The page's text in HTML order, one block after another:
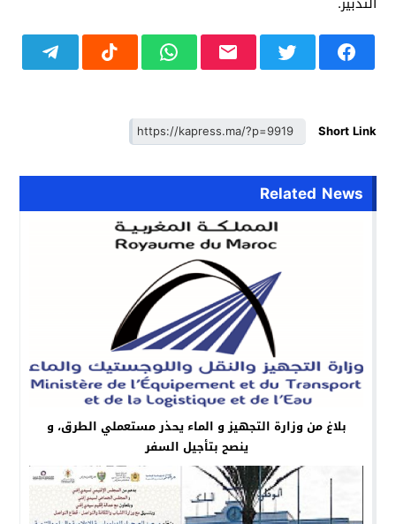
Short Link
Related News
بلاغ من وزارة التجهيز و الماء يحذر مستعملي الطرق، و
ينصح بتأجيل السفر